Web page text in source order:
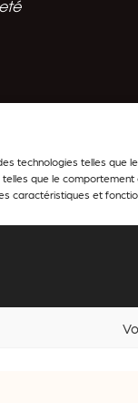
technologies telles
que le
caractéristiques et
l’Union